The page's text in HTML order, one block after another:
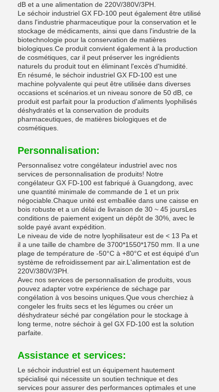
dB et a une alimentation de 220V/380V/3PH.
Le séchoir industriel GX FD-100 peut également être utilisé
dans l'industrie pharmaceutique pour la conservation et le
stockage de médicaments, ainsi que dans l'industrie de la
biotechnologie pour la conservation de matières
biologiques.Ce produit convient également à la production
de cosmétiques, car il peut préserver les ingrédients
naturels du produit tout en éliminant l'excès d'humidité.
En résumé, le séchoir industriel GX FD-100 est une
machine polyvalente qui peut être utilisée dans diverses
occasions et scénarios.et un niveau sonore de 50 dB, ce
produit est parfait pour la production d'aliments lyophilisés
déshydratés et la conservation de produits
pharmaceutiques, de matières biologiques et de
cosmétiques.
Personnalisation:
Personnalisez votre congélateur industriel avec nos
services de personnalisation de produits! Notre
congélateur GX FD-100 est fabriqué à Guangdong, avec
une quantité minimale de commande de 1 et un prix
négociable.Chaque unité est emballée dans une caisse en
bois robuste et a un délai de livraison de 30 ~ 45 joursLes
conditions de paiement exigent un dépôt de 30%, avec le
solde payé avant expédition.
Le niveau de vide de notre lyophilisateur est de < 13 Pa et
il a une taille de chambre de 3700*1550*1750 mm. Il a une
plage de température de -50°C à +80°C et est équipé d'un
système de refroidissement par air.L'alimentation est de
220V/380V/3PH.
Avec nos services de personnalisation de produits, vous
pouvez adapter votre expérience de séchage par
congélation à vos besoins uniques.Que vous cherchiez à
congeler les fruits secs et les légumes ou créer un
déshydrateur séché par congélation pour le stockage à
long terme, notre séchoir à gel GX FD-100 est la solution
parfaite.
Assistance et services:
Le séchoir industriel est un équipement hautement
spécialisé qui nécessite un soutien technique et des
services pour assurer des performances optimales et une